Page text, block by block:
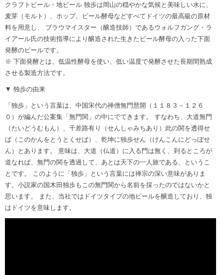
クラフトビール・地ビール 独歩は岡山の穏やかな気候と美味しい水に、
麦芽（モルト）、ホップ、ビール酵母などすべてドイツの最高級の原材
料を用意し、 ブラウマイスター（醸造技師）であるウォルフガング・ラ
イアール氏の技術指導により醸造された生きたビール酵母の入った下面
発酵のビールです。
※ 下面発酵とは、低温性酵母を使い、低い温度で発酵させた長期間熟成
させる製造方法です。
▼ 独歩の由来
「独歩」という言葉は、中国宋代の禅僧無門慧開（１１８３－１２６
０）が編んだ公案集「無門関」の中にでてきます。 すなわち、大道無門
（たいどうむもん）、千差路有り（せんしゃみちあり）此の関を透得せ
ば（このかんをとうとくせば）、乾坤に独歩せん（けんこんにどっぽせ
ん）とあります。 意味は、大道（仏道）に入る門は無く、到るところが
道なれば、無門の関を透過して、あとは天下の一人旅である、というこ
とです。 このように「独歩」という言葉には禅宗の深い意味がありま
す。小説家の国木田独歩もこの無門関から名前を採ったのではないかと
思います。 また、当社ではドイツタイプの地ビールを醸造しており、独
はドイツを意味します。